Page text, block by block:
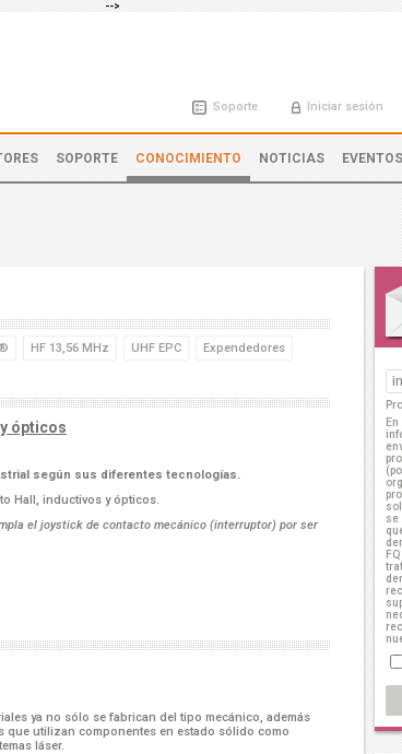
-->
Soporte Iniciar sesión
SOPORTE CONOCIMIENTO NOTICIAS EVENTOS
HF 13,56 MHz UHF EPC Expendedores
ópticos
según sus diferentes tecnologías.
Hall, inductivos y ópticos.
el joystick de contacto mecánico (interruptor) por ser
ya no sólo se fabrican del tipo mecánico, además
que utilizan componentes en estado sólido como
láser.
se